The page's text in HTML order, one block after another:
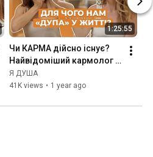
1:25:55
Чи КАРМА дійсно існує?
Найвідоміший кармолог
країни Марина
Хмєловська
Я ДУША
41K views • 1 year ago